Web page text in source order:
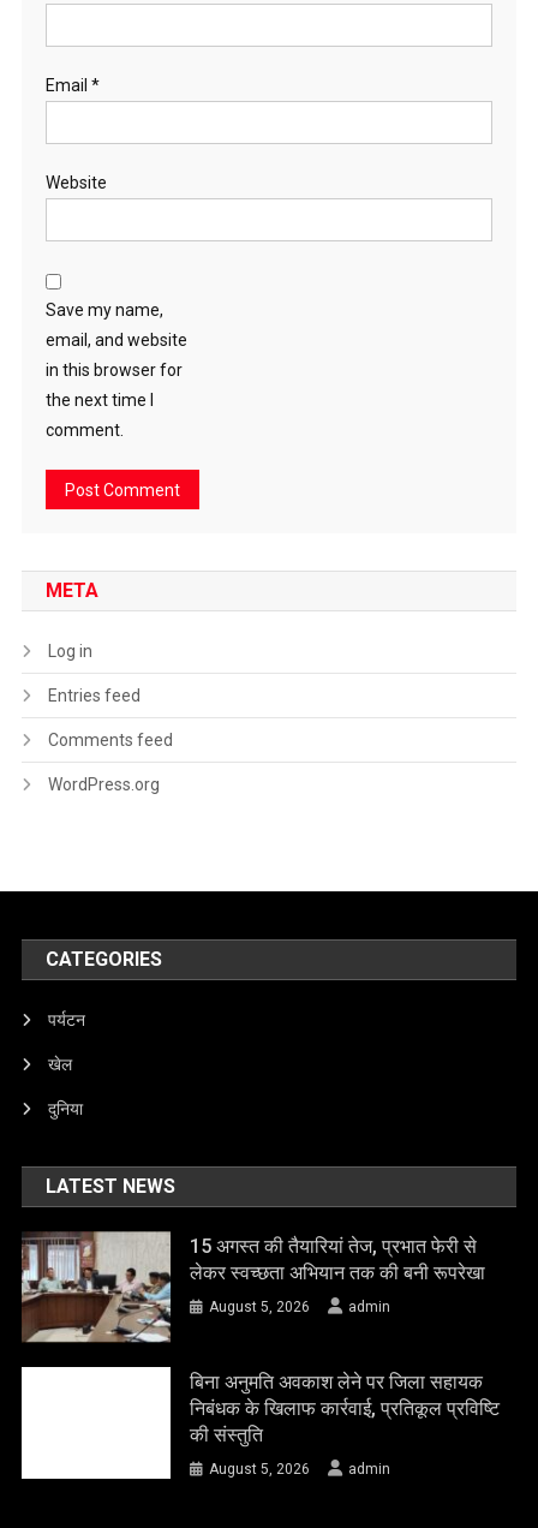
Email *
Website
Save my name,
email, and website
in this browser for
the next time I
comment.
META
Log in
Entries feed
Comments feed
WordPress.org
CATEGORIES
पर्यटन
खेल
दुनिया
LATEST NEWS
15 अगस्त की तैयारियां तेज, प्रभात फेरी से
लेकर स्वच्छता अभियान तक की बनी रूपरेखा
August 5, 2026 admin
बिना अनुमति अवकाश लेने पर जिला सहायक
निबंधक के खिलाफ कार्रवाई, प्रतिकूल प्रविष्टि
की संस्तुति
August 5, 2026 admin